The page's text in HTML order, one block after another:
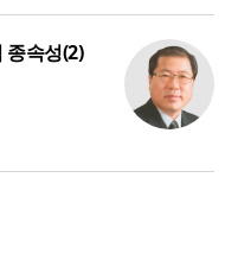
종속성(2)